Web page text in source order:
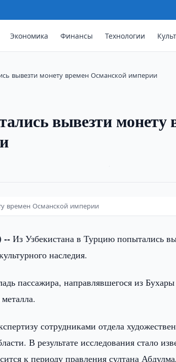
Экономика Финансы Технологии
вывезти монету времен Османской империи
вывезти монету
времен Османской империи
--Из Узбекистана в Турцию попытались
наследия.
пассажира, направлявшегося из
сотрудниками отдела
В результате исследования стало
к периоду правления султана